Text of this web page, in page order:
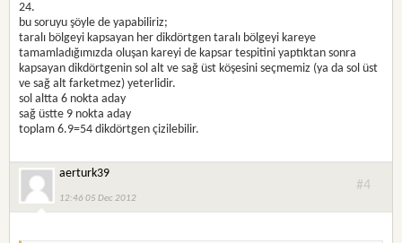
24.
bu soruyu şöyle de yapabiliriz;
taralı bölgeyi kapsayan her dikdörtgen taralı bölgeyi kareye
tamamladığımızda oluşan kareyi de kapsar tespitini yaptıktan sonra
kapsayan dikdörtgenin sol alt ve sağ üst köşesini seçmemiz (ya da sol üst
ve sağ alt farketmez) yeterlidir.
sol altta 6 nokta aday
sağ üstte 9 nokta aday
toplam 6.9=54 dikdörtgen çizilebilir.
aerturk39
12:46 05 Dec 2012
#4